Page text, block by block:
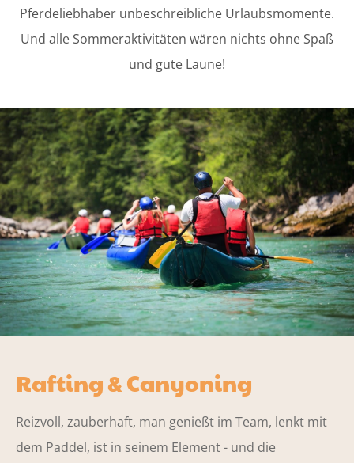
Pferdeliebhaber unbeschreibliche Urlaubsmomente.
Und alle Sommeraktivitäten wären nichts ohne Spaß
und gute Laune!
Rafting & Canyoning
Reizvoll, zauberhaft, man genießt im Team, lenkt mit
dem Paddel, ist in seinem Element - und die